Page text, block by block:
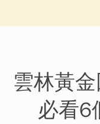
雲林黃
必看6